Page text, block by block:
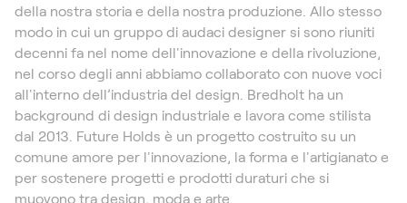
della nostra storia e della nostra produzione. Allo stesso
modo in cui un gruppo di audaci designer si sono riuniti
decenni fa nel nome dell'innovazione e della rivoluzione,
nel corso degli anni abbiamo collaborato con nuove voci
all'interno dell’industria del design. Bredholt ha un
background di design industriale e lavora come stilista
dal 2013. Future Holds è un progetto costruito su un
comune amore per l'innovazione, la forma e l'artigianato e
per sostenere progetti e prodotti duraturi che si
muovono tra design, moda e arte.